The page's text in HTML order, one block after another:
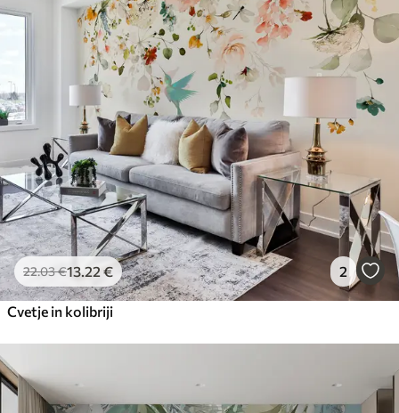
22.03€13.22 € 2
Cvetje in kolibriji